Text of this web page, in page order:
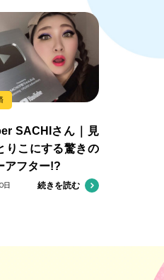
SACHIさん｜見
りこにする驚きの
アフター!?
日 続きを読む